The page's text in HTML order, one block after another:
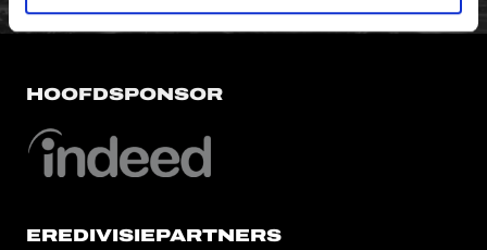
HOOFDSPONSOR
EREDIVISIEPARTNERS